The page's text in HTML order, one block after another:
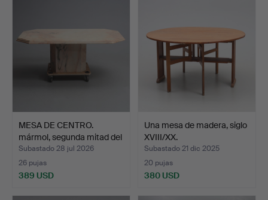
MESA DE CENTRO.
mármol, segunda mitad del
…
Subastado 28 jul 2026
26 pujas
389 USD
Una mesa de madera, siglo
XVIII/XX.
Subastado 21 dic 2025
20 pujas
380 USD